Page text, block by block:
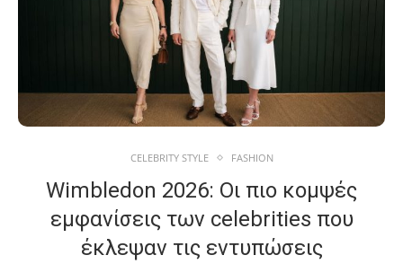
CELEBRITY STYLE FASHION
Wimbledon 2026: Οι πιο κομψές
εμφανίσεις των celebrities που
έκλεψαν τις εντυπώσεις